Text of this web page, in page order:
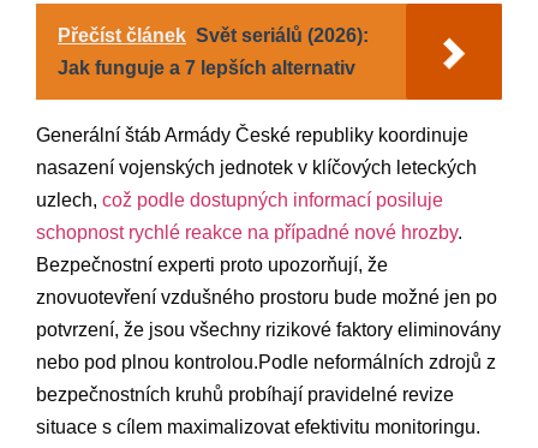
Přečíst článek Svět seriálů (2026):
Jak funguje a 7 lepších alternativ
Generální štáb⁢ Armády České republiky koordinuje
nasazení vojenských jednotek v klíčových leteckých
uzlech, což ⁤podle dostupných ‍informací posiluje
‌schopnost rychlé reakce na případné ⁣nové hrozby.
⁣Bezpečnostní experti⁢ proto upozorňují, že
znovuotevření vzdušného prostoru bude​ možné jen​ po⁤
potvrzení, ​že jsou ‌všechny ​rizikové faktory eliminovány
nebo pod plnou kontrolou.Podle‌ neformálních zdrojů z
bezpečnostních kruhů ​probíhají pravidelné revize
situace⁤ s cílem ​maximalizovat ⁤efektivitu monitoringu.